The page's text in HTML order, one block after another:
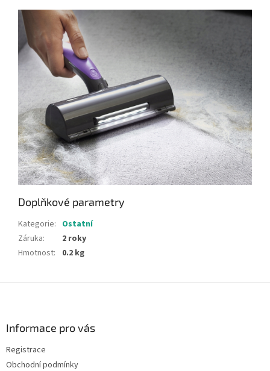
Doplňkové parametry
Kategorie: Ostatní
Záruka:
2 roky
Hmotnost: 0.2 kg
Informace pro vás
Registrace
Obchodní podmínky